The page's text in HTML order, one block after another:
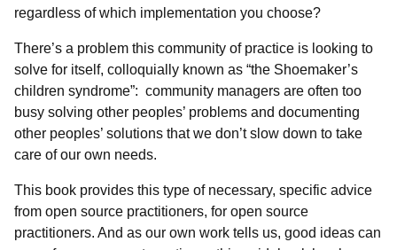
regardless of which implementation you choose?
There’s a problem this community of practice is looking to
solve for itself, colloquially known as “the Shoemaker’s
children syndrome”: community managers are often too
busy solving other peoples’ problems and documenting
other peoples’ solutions that we don’t slow down to take
care of our own needs.
This book provides this type of necessary, specific advice
from open source practitioners, for open source
practitioners. And as our own work tells us, good ideas can